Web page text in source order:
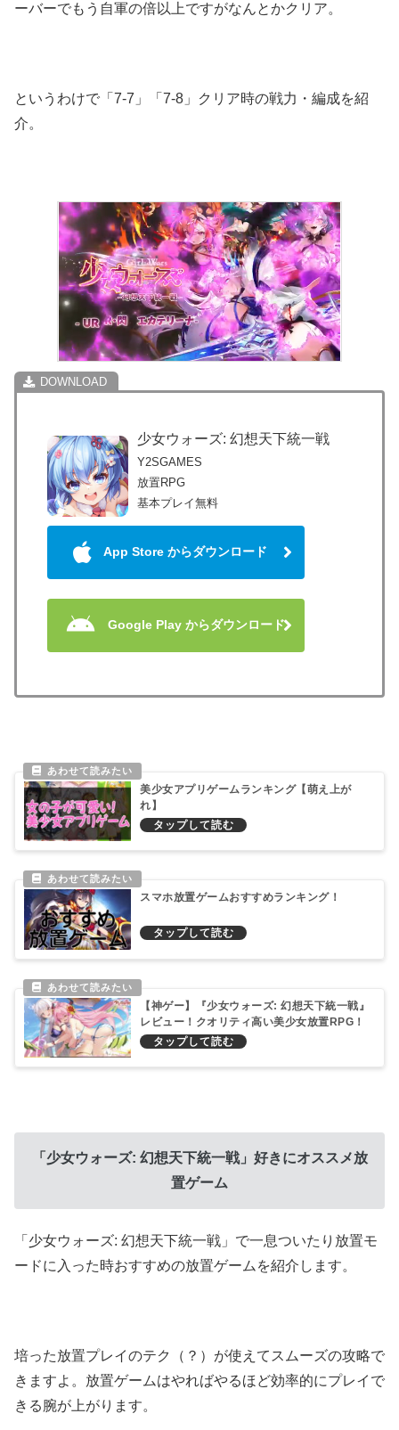
ーバーでもう自軍の倍以上ですがなんとかクリア。
というわけで「7-7」「7-8」クリア時の戦力・編成を紹
介。
少女ウォーズ: 幻想天下統一戦
Y2SGAMES
放置RPG
基本プレイ無料
App Store からダウンロード
Google Play からダウンロード
美少女アプリゲームランキング【萌え上が
れ】
スマホ放置ゲームおすすめランキング！
【神ゲー】『少女ウォーズ: 幻想天下統一戦』
レビュー！クオリティ高い美少女放置RPG！
プロのこだわりが半端ないエッチさ
「少女ウォーズ: 幻想天下統一戦」好きにオススメ放
置ゲーム
「少女ウォーズ: 幻想天下統一戦」で一息ついたり放置モ
ードに入った時おすすめの放置ゲームを紹介します。
培った放置プレイのテク（？）が使えてスムーズの攻略で
きますよ。放置ゲームはやればやるほど効率的にプレイで
きる腕が上がります。